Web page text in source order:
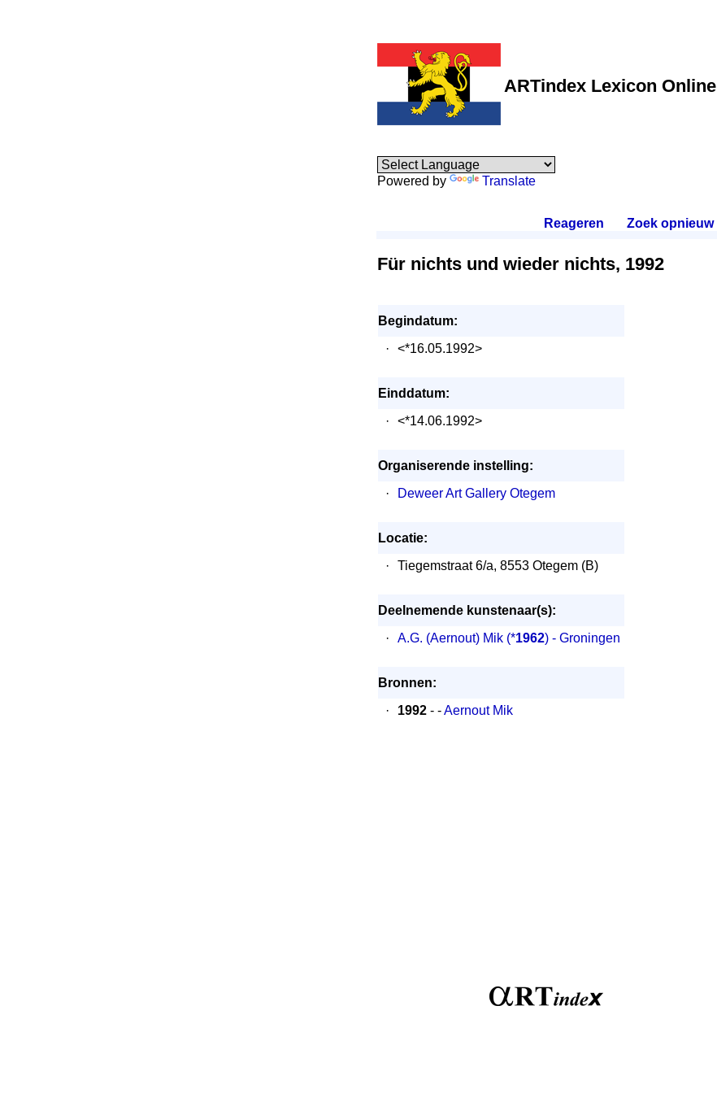
ARTindex Lexicon Online
Powered by Translate
Reageren Zoek opnieuw.
Für nichts und wieder nichts, 1992
Begindatum:
·
<*16.05.1992>
Einddatum:
·
<*14.06.1992>
Organiserende instelling:
·
Deweer Art Gallery Otegem
Locatie:
·
Tiegemstraat 6/a, 8553 Otegem (B)
Deelnemende kunstenaar(s):
·
A.G. (Aernout) Mik (*1962) - Groningen
Bronnen:
·
1992- -Aernout Mik